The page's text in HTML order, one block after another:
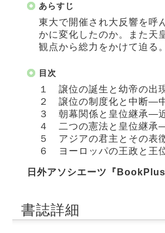
あらすじ
東大で開催され大反響を呼
かに変化したのか。また天
観点から総力をかけて迫る。
目次
１ 譲位の誕生と幼帝の出
２ 譲位の制度化と中断―
３ 朝幕関係と皇位継承―
４ 二つの憲法と皇位継承
５ アジアの君主とその表
６ ヨーロッパの王政と王
日外アソシエーツ『
書誌詳細